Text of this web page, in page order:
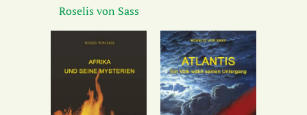
Roselis von Sass